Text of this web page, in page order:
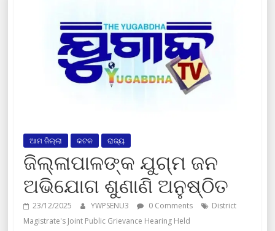
ଆମ ଜିଲ୍ଲା କଟକ ରାଜ୍ୟ
ଜିଲ୍ଳାପାଳଙ୍କ ଯୁଗ୍ମ ଜନ
ଅଭିଯୋଗ ଶୁଣାଣି ଅନୁଷ୍ଠିତ
23/12/2025 YWPSENU3 0 Comments
District
Magistrate's Joint Public Grievance Hearing Held